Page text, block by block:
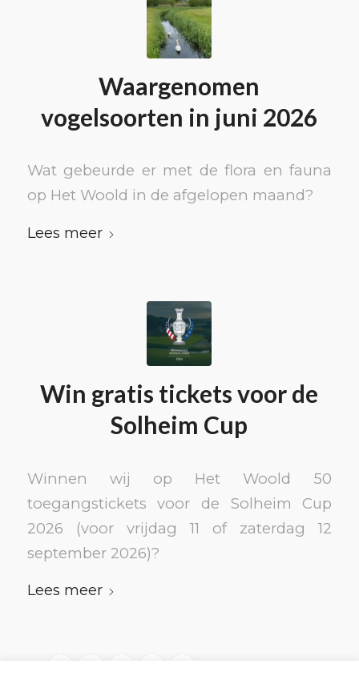
Waargenomen
vogelsoorten in juni 2026
Wat gebeurde er met de flora en fauna
op Het Woold in de afgelopen maand?
Lees meer
Win gratis tickets voor de
Solheim Cup
Winnen wij op Het Woold 50
toegangstickets voor de Solheim Cup
2026 (voor vrijdag 11 of zaterdag 12
september 2026)?
Lees meer